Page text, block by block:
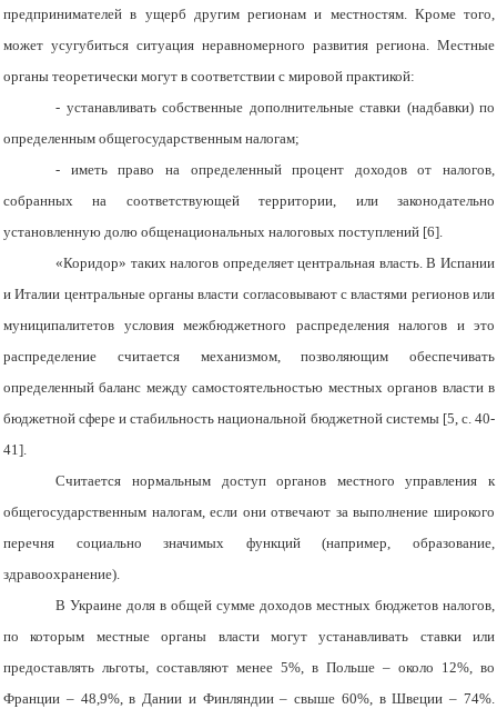
предпринимателей в ущерб другим регионам и местностям. Кроме того,
может усугубиться ситуация неравномерного развития региона. Местные
органы теоретически могут в соответствии с мировой практикой:
- устанавливать собственные дополнительные ставки (надбавки) по
определенным общегосударственным налогам;
- иметь право на определенный процент доходов от налогов,
собранных на соответствующей территории, или законодательно
установленную долю общенациональных налоговых поступлений [6].
«Коридор» таких налогов определяет центральная власть. В Испании
и Италии центральные органы власти согласовывают с властями регионов или
муниципалитетов условия межбюджетного распределения налогов и это
распределение считается механизмом, позволяющим обеспечивать
определенный баланс между самостоятельностью местных органов власти в
бюджетной сфере и стабильность национальной бюджетной системы [5, с. 40-
41].
Считается нормальным доступ органов местного управления к
общегосударственным налогам, если они отвечают за выполнение широкого
перечня социально значимых функций (например, образование,
здравоохранение).
В Украине доля в общей сумме доходов местных бюджетов налогов,
по которым местные органы власти могут устанавливать ставки или
предоставлять льготы, составляют менее 5%, в Польше – около 12%, во
Франции – 48,9%, в Дании и Финляндии – свыше 60%, в Швеции – 74%.